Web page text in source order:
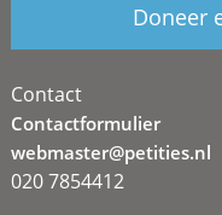
Doneer
Contact
Contactformulier
webmaster@petities.nl
020 7854412